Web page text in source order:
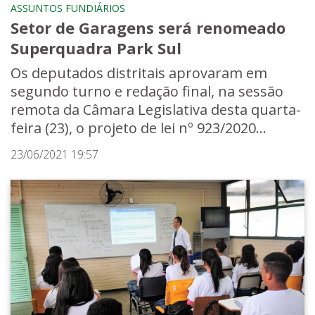
ASSUNTOS FUNDIÁRIOS
Setor de Garagens será renomeado
Superquadra Park Sul
Os deputados distritais aprovaram em
segundo turno e redação final, na sessão
remota da Câmara Legislativa desta quarta-
feira (23), o projeto de lei nº 923/2020...
23/06/2021 19:57